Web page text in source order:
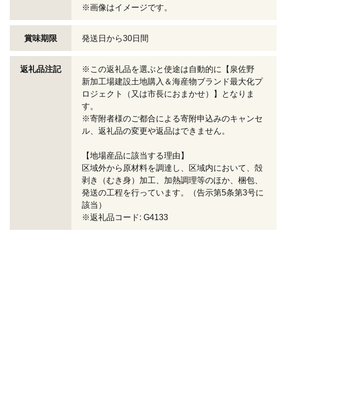
※画像はイメージです。
賞味期限 発送日から30日間
返礼品注記
※この返礼品を選ぶと使途は自動的に【泉佐野
新加工場建設土地購入＆海産物ブランド最大化プ
ロジェクト（又は市長におまかせ）】となりま
す。
※寄附者様のご都合による寄附申込みのキャンセ
ル、返礼品の変更や返品はできません。
【地場産品に該当する理由】
区域外から原材料を調達し、区域内において、殻
剥き（むき身）加工、加熱調理等のほか、梱包、
発送の工程を行っています。（告示第5条第3号に
該当）
※返礼品コード: G4133